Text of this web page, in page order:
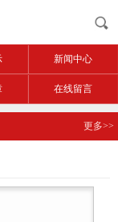
新闻中心
在线留言
更多>>